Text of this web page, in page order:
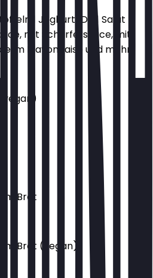
1 Joghurt-Dip1 Salat
mit Scharfersauce, mit
m Mayonnaise und mehr.
im Brot
im Brot (vegan)